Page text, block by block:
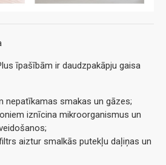
īpašībām ir daudzpakāpju gaisa
nepatīkamas smakas un gāzes;
iznīcina mikroorganismus un
aiztur smalkās putekļu daļiņas un